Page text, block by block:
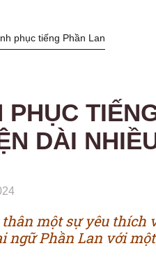
phục tiếng Phần Lan
PHỤC
DÀI
một sự yêu thích
ngữ Phần Lan với